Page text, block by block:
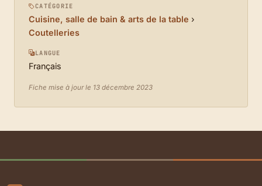
CATÉGORIE
Cuisine, salle de bain & arts de la table ›
Coutelleries
LANGUE
Français
Fiche mise à jour le 13 décembre 2023